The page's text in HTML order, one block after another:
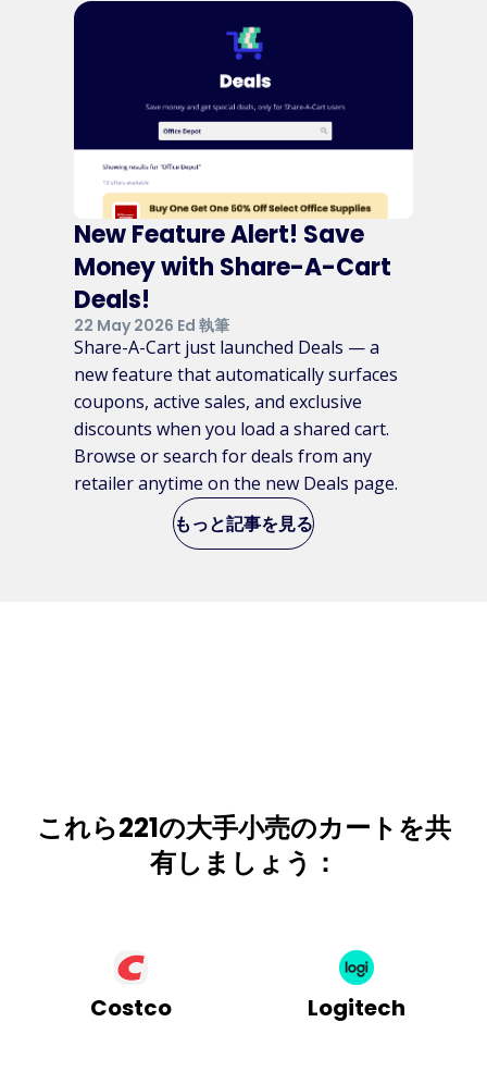
New Feature Alert! Save
Money with Share-A-Cart
Deals!
22 May 2026 Ed 執筆
Share-A-Cart just launched Deals — a
new feature that automatically surfaces
coupons, active sales, and exclusive
discounts when you load a shared cart.
Browse or search for deals from any
retailer anytime on the new Deals page.
もっと記事を見る
これら221の大手小売のカートを共
有しましょう：
Costco Logitech